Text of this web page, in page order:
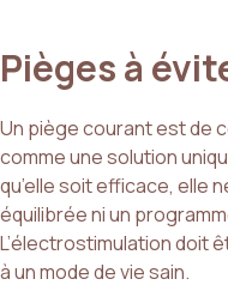
Pièges à
Un piège courant est de
comme une solution
qu’elle soit efficace, elle
équilibrée ni un
L’électrostimulation doit
à un mode de vie sain.